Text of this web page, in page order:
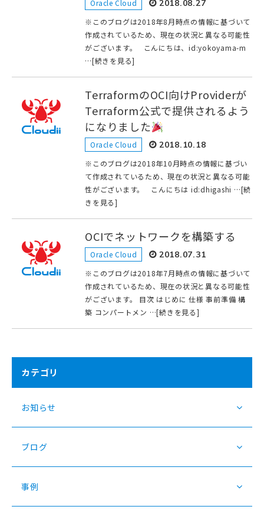
Oracle Cloud 2018.08.27
※このブログは2018年8月時点の情報に基づいて
作成されているため、現在の状況と異なる可能性
がございます。 こんにちは、id:yokoyama-m
…[続きを見る]
TerraformのOCI向けProviderが
Terraform公式で提供されるよう
になりました
Oracle Cloud 2018.10.18
※このブログは2018年10月時点の情報に基づい
て作成されているため、現在の状況と異なる可能
性がございます。 こんにちは id:dhigashi …[続
きを見る]
OCIでネットワークを構築する
Oracle Cloud 2018.07.31
※このブログは2018年7月時点の情報に基づいて
作成されているため、現在の状況と異なる可能性
がございます。 目次 はじめに 仕様 事前準備 構
築 コンパートメン …[続きを見る]
カテゴリ
お知らせ
ブログ
事例